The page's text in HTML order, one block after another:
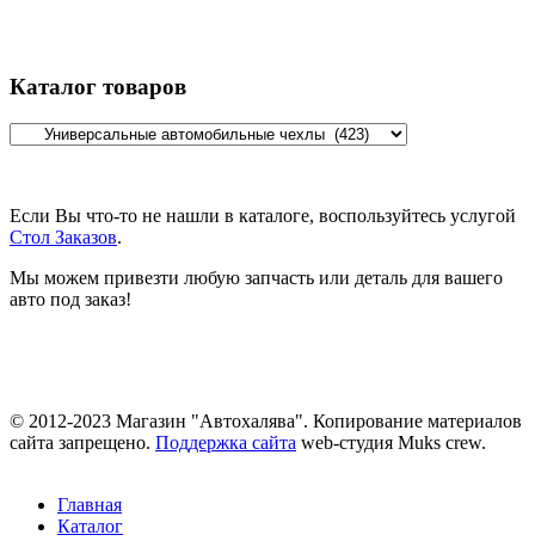
Каталог товаров
Если Вы что-то не нашли в каталоге, воспользуйтесь услугой
Стол Заказов.
Мы можем привезти любую запчасть или деталь для вашего
авто под заказ!
© 2012-2023 Магазин "Автохалява". Копирование материалов
сайта запрещено. Поддержка сайта web-студия Muks crew.
Главная
Каталог